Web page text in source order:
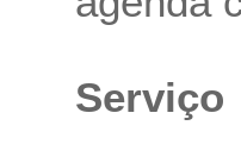
Serviço